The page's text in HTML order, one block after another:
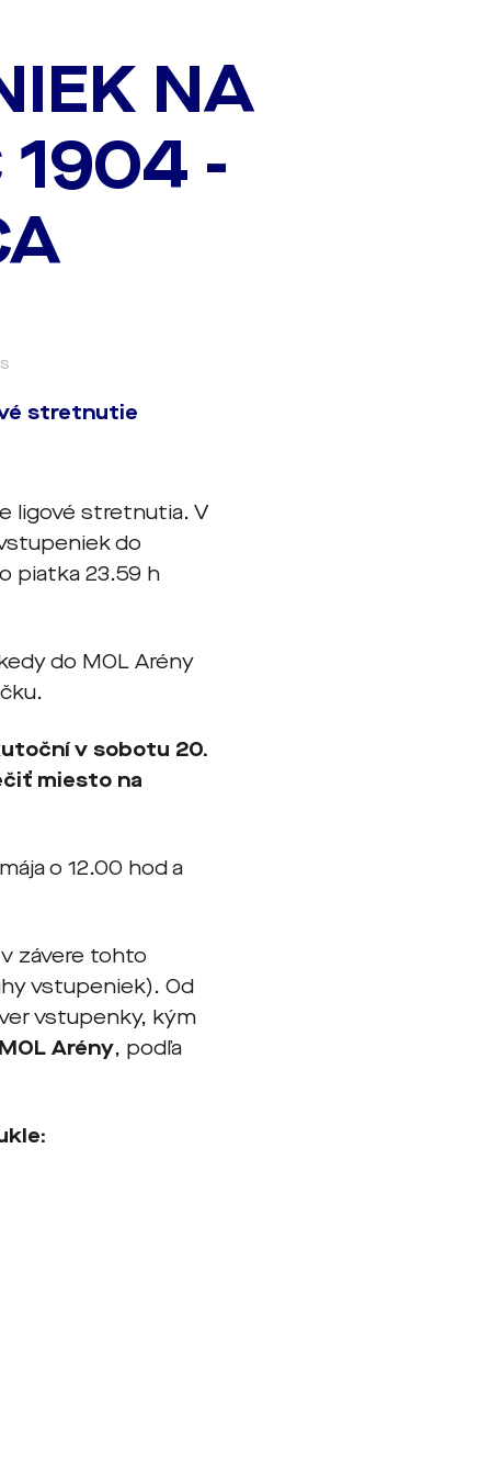
NA
1904 -
stretnutie
ligové stretnutia. V
do
piatka 23.59 h
do MOL Arény
v sobotu 20.
miesto na
o 12.00 hod a
závere tohto
vstupeniek). Od
vstupenky, kým
Arény, podľa